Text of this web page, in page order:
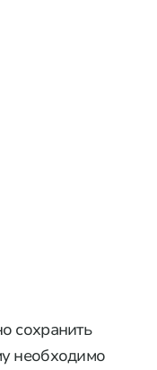
сохранить
необходимо